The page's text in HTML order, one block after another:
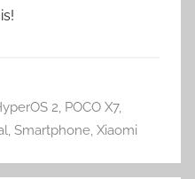
2, POCO X7,
, Smartphone, Xiaomi